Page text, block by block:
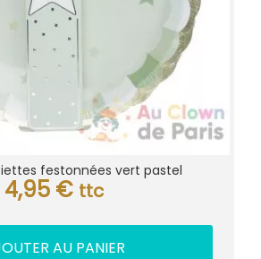
festonnées vert pastel
4,95 € ttc
AU PANIER